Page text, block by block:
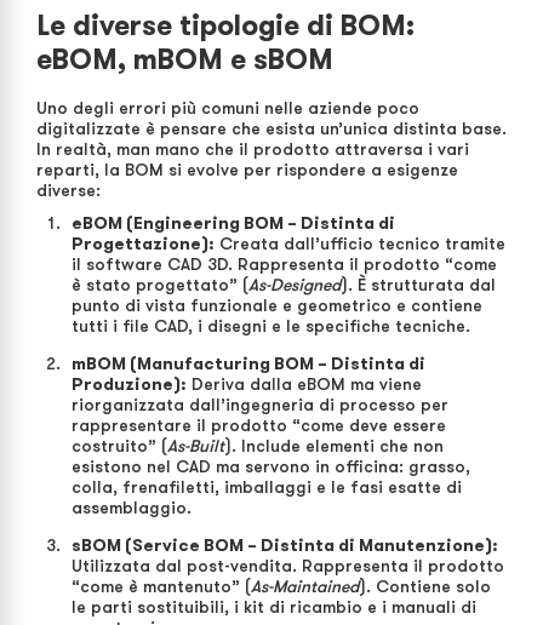
Le diverse tipologie di BOM:
eBOM, mBOM e sBOM
Uno degli errori più comuni nelle aziende poco
digitalizzate è pensare che esista un’unica distinta base.
In realtà, man mano che il prodotto attraversa i vari
reparti, la BOM si evolve per rispondere a esigenze
diverse:
eBOM (Engineering BOM – Distinta di
Progettazione): Creata dall’ufficio tecnico tramite
il software CAD 3D. Rappresenta il prodotto “come
è stato progettato” (As-Designed). È strutturata dal
punto di vista funzionale e geometrico e contiene
tutti i file CAD, i disegni e le specifiche tecniche.
mBOM (Manufacturing BOM – Distinta di
Produzione): Deriva dalla eBOM ma viene
riorganizzata dall’ingegneria di processo per
rappresentare il prodotto “come deve essere
costruito” (As-Built). Include elementi che non
esistono nel CAD ma servono in officina: grasso,
colla, frenafiletti, imballaggi e le fasi esatte di
assemblaggio.
sBOM (Service BOM – Distinta di Manutenzione):
Utilizzata dal post-vendita. Rappresenta il prodotto
“come è mantenuto” (As-Maintained). Contiene solo
le parti sostituibili, i kit di ricambio e i manuali di